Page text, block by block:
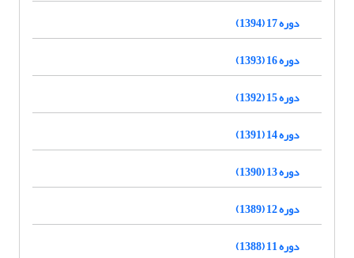
دوره 17 (1394)
دوره 16 (1393)
دوره 15 (1392)
دوره 14 (1391)
دوره 13 (1390)
دوره 12 (1389)
دوره 11 (1388)